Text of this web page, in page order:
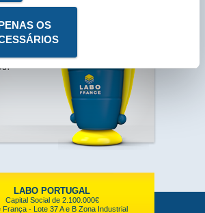
OS
por
se à Nossa
LABO PORTUGAL
Capital Social de 2.100.000€
França - Lote 37 A e B Zona Industrial